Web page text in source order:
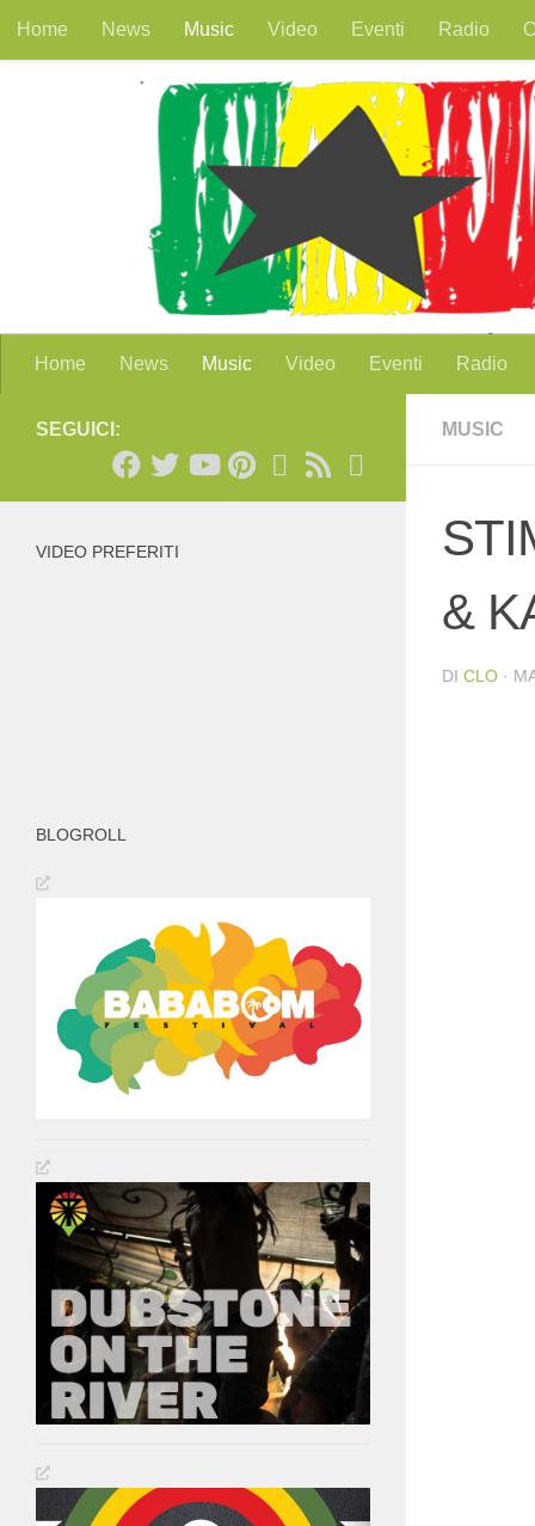
Salta al contenuto
Home News Music Video Eventi Radio
Home News Music Video Eventi Radio
MUSIC
&
DI CLO ·
SEGUICI:
VIDEO PREFERITI
BLOGROLL